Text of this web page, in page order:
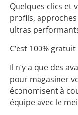
Quelques clics et
profils,
ultras
C’est 100%
Il n’y a que des
pour magasiner
économisent à
équipe avec le